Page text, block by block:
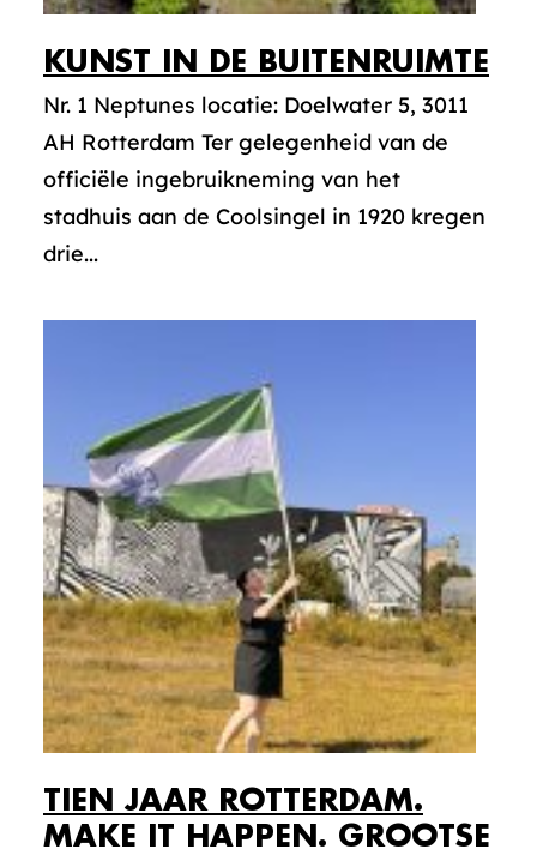
KUNST IN DE BUITENRUIMTE
Nr. 1 Neptunes locatie: Doelwater 5, 3011
AH Rotterdam Ter gelegenheid van de
officiële ingebruikneming van het
stadhuis aan de Coolsingel in 1920 kregen
drie...
TIEN JAAR ROTTERDAM.
MAKE IT HAPPEN. GROOTSE